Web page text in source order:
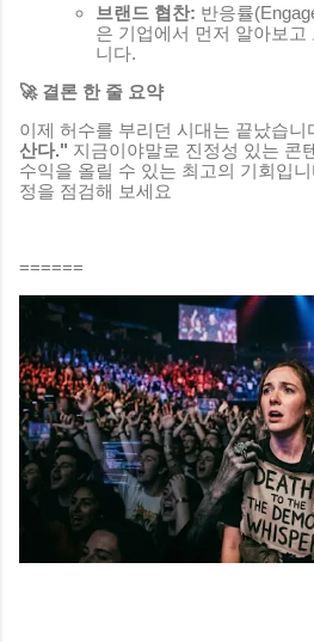
브랜드 협찬: 반응률
은 기업에서 먼저 알아보고
니다.
🚀 결론 한 줄 요약
이제 허수를 부리던 시대는 끝났습니
산다." 지금이야말로 진정성 있는 콘
수익을 올릴 수 있는 최고의 기회입
정을 점검해 보세요
======